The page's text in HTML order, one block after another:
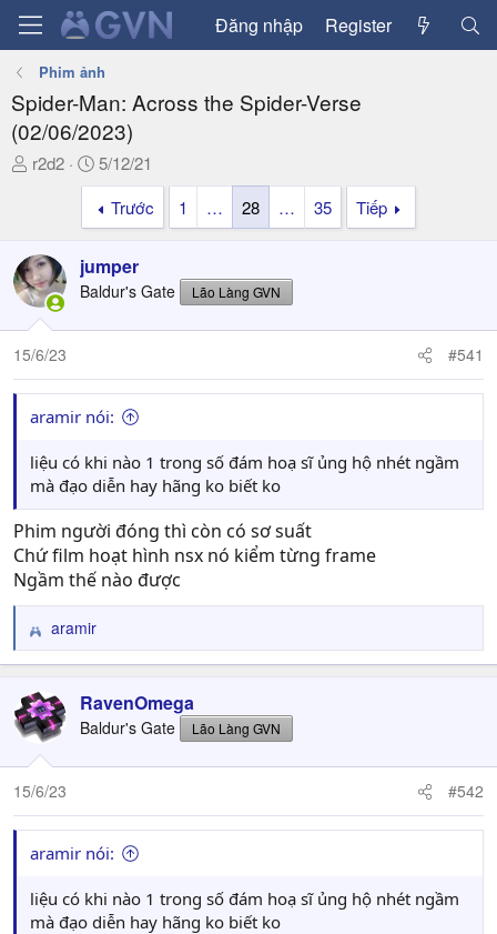
Đăng nhập Register
Phim ảnh
Spider-Man: Across the Spider-Verse
(02/06/2023)
T
a
d
s
t
a
t
e
r2d2
N
g
à
y
ử
i
5/12/21
Trước
1 … 28 … 35 Tiếp
jumper
Baldur's Gate Lão Làng GVN
15/6/23 #541
aramir nói:
liệu có khi nào 1 trong số đám hoạ sĩ ủng hộ nhét ngầm
mà đạo diễn hay hãng ko biết ko
Phim người đóng thì còn có sơ suất
Chứ film hoạt hình nsx nó kiểm từng frame
Ngầm thế nào được
R
e
c
t
i
o
n
:
aramir
RavenOmega
Baldur's Gate Lão Làng GVN
15/6/23 #542
aramir nói:
liệu có khi nào 1 trong số đám hoạ sĩ ủng hộ nhét ngầm
mà đạo diễn hay hãng ko biết ko